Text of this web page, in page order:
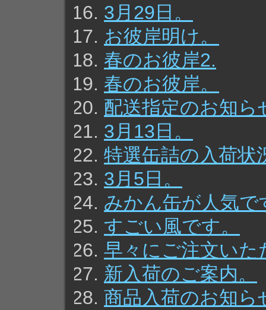
3月29日。
お彼岸明け。
春のお彼岸2.
春のお彼岸。
配送指定のお知ら
3月13日。
特選缶詰の入荷状
3月5日。
みかん缶が人気で
すごい風です。
早々にご注文いた
新入荷のご案内。
商品入荷のお知ら